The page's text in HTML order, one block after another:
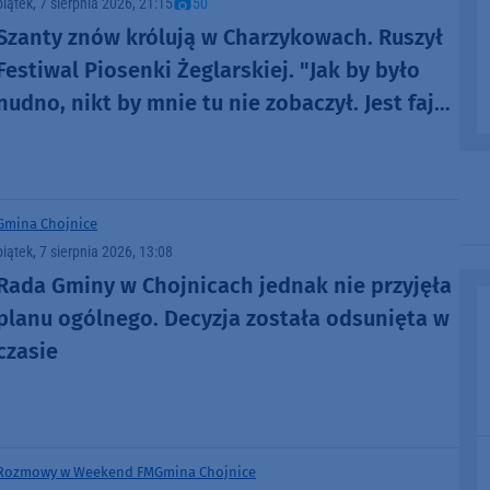
znów królują w Charzykowach. Ruszył
Piosenki Żeglarskiej. "Jak by było
nikt by mnie tu nie zobaczył. Jest fajna
Chojnice
7 sierpnia 2026, 13:08
Gminy w Chojnicach jednak nie przyjęła
ogólnego. Decyzja została odsunięta w
w Weekend FMGmina Chojnice